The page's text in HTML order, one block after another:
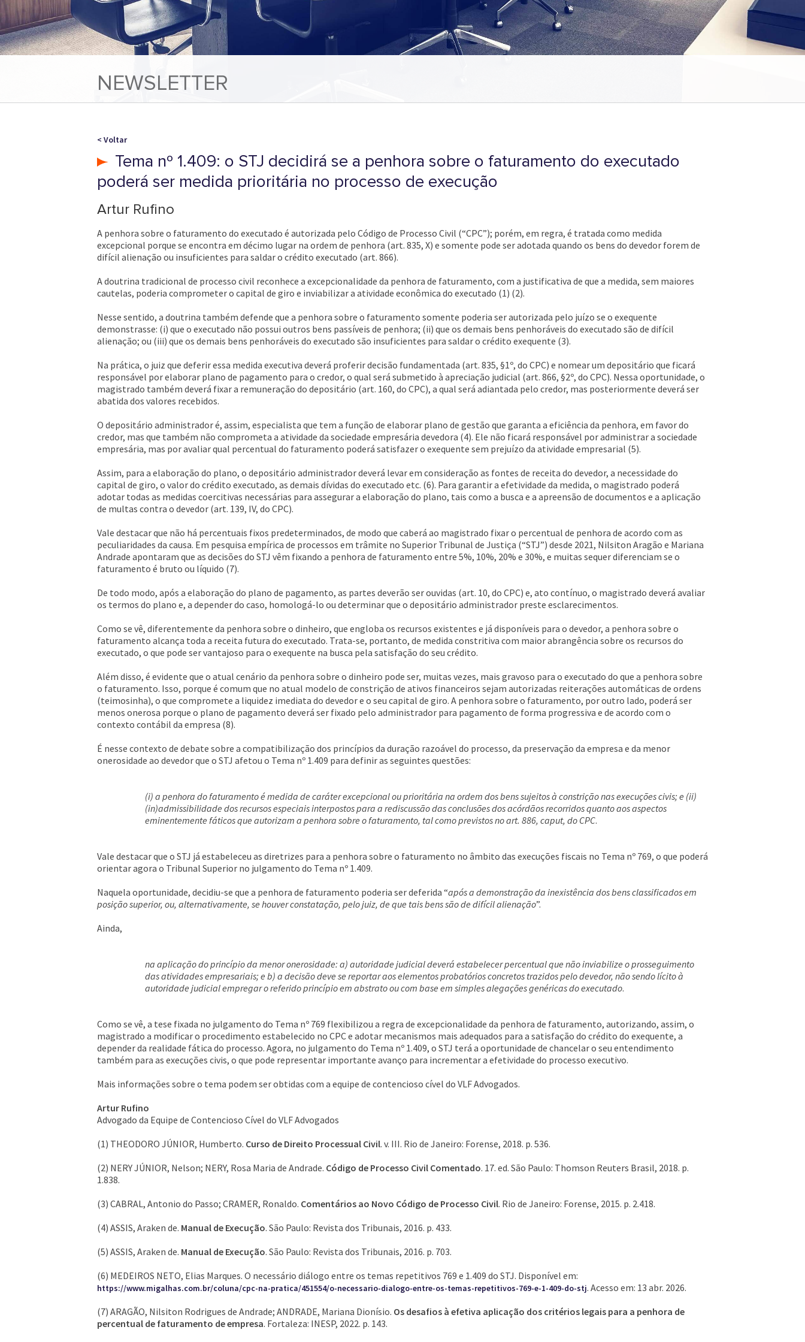
NEWSLETTER
< Voltar
Tema nº 1.409: o STJ decidirá se a penhora sobre o faturamento do executado
poderá ser medida prioritária no processo de execução
Artur Rufino
A penhora sobre o faturamento do executado é autorizada pelo Código de Processo Civil (“CPC”); porém, em regra, é tratada como medida
excepcional porque se encontra em décimo lugar na ordem de penhora (art. 835, X) e somente pode ser adotada quando os bens do devedor forem de
difícil alienação ou insuficientes para saldar o crédito executado (art. 866).
A doutrina tradicional de processo civil reconhece a excepcionalidade da penhora de faturamento, com a justificativa de que a medida, sem maiores
cautelas, poderia comprometer o capital de giro e inviabilizar a atividade econômica do executado (1) (2).
Nesse sentido, a doutrina também defende que a penhora sobre o faturamento somente poderia ser autorizada pelo juízo se o exequente
demonstrasse: (i) que o executado não possui outros bens passíveis de penhora; (ii) que os demais bens penhoráveis do executado são de difícil
alienação; ou (iii) que os demais bens penhoráveis do executado são insuficientes para saldar o crédito exequente (3).
Na prática, o juiz que deferir essa medida executiva deverá proferir decisão fundamentada (art. 835, §1º, do CPC) e nomear um depositário que ficará
responsável por elaborar plano de pagamento para o credor, o qual será submetido à apreciação judicial (art. 866, §2º, do CPC). Nessa oportunidade, o
magistrado também deverá fixar a remuneração do depositário (art. 160, do CPC), a qual será adiantada pelo credor, mas posteriormente deverá ser
abatida dos valores recebidos.
O depositário administrador é, assim, especialista que tem a função de elaborar plano de gestão que garanta a eficiência da penhora, em favor do
credor, mas que também não comprometa a atividade da sociedade empresária devedora (4). Ele não ficará responsável por administrar a sociedade
empresária, mas por avaliar qual percentual do faturamento poderá satisfazer o exequente sem prejuízo da atividade empresarial (5).
Assim, para a elaboração do plano, o depositário administrador deverá levar em consideração as fontes de receita do devedor, a necessidade do
capital de giro, o valor do crédito executado, as demais dívidas do executado etc. (6). Para garantir a efetividade da medida, o magistrado poderá
adotar todas as medidas coercitivas necessárias para assegurar a elaboração do plano, tais como a busca e a apreensão de documentos e a aplicação
de multas contra o devedor (art. 139, IV, do CPC).
Vale destacar que não há percentuais fixos predeterminados, de modo que caberá ao magistrado fixar o percentual de penhora de acordo com as
peculiaridades da causa. Em pesquisa empírica de processos em trâmite no Superior Tribunal de Justiça (“STJ”) desde 2021, Nilsiton Aragão e Mariana
Andrade apontaram que as decisões do STJ vêm fixando a penhora de faturamento entre 5%, 10%, 20% e 30%, e muitas sequer diferenciam se o
faturamento é bruto ou líquido (7).
De todo modo, após a elaboração do plano de pagamento, as partes deverão ser ouvidas (art. 10, do CPC) e, ato contínuo, o magistrado deverá avaliar
os termos do plano e, a depender do caso, homologá-lo ou determinar que o depositário administrador preste esclarecimentos.
Como se vê, diferentemente da penhora sobre o dinheiro, que engloba os recursos existentes e já disponíveis para o devedor, a penhora sobre o
faturamento alcança toda a receita futura do executado. Trata-se, portanto, de medida constritiva com maior abrangência sobre os recursos do
executado, o que pode ser vantajoso para o exequente na busca pela satisfação do seu crédito.
Além disso, é evidente que o atual cenário da penhora sobre o dinheiro pode ser, muitas vezes, mais gravoso para o executado do que a penhora sobre
o faturamento. Isso, porque é comum que no atual modelo de constrição de ativos financeiros sejam autorizadas reiterações automáticas de ordens
(teimosinha), o que compromete a liquidez imediata do devedor e o seu capital de giro. A penhora sobre o faturamento, por outro lado, poderá ser
menos onerosa porque o plano de pagamento deverá ser fixado pelo administrador para pagamento de forma progressiva e de acordo com o
contexto contábil da empresa (8).
É nesse contexto de debate sobre a compatibilização dos princípios da duração razoável do processo, da preservação da empresa e da menor
onerosidade ao devedor que o STJ afetou o Tema nº 1.409 para definir as seguintes questões:
(i) a penhora do faturamento é medida de caráter excepcional ou prioritária na ordem dos bens sujeitos à constrição nas execuções civis; e (ii)
(in)admissibilidade dos recursos especiais interpostos para a rediscussão das conclusões dos acórdãos recorridos quanto aos aspectos
eminentemente fáticos que autorizam a penhora sobre o faturamento, tal como previstos no art. 886, caput, do CPC.
Vale destacar que o STJ já estabeleceu as diretrizes para a penhora sobre o faturamento no âmbito das execuções fiscais no Tema nº 769, o que poderá
orientar agora o Tribunal Superior no julgamento do Tema nº 1.409.
Naquela oportunidade, decidiu-se que a penhora de faturamento poderia ser deferida “após a demonstração da inexistência dos bens classificados em
posição superior, ou, alternativamente, se houver constatação, pelo juiz, de que tais bens são de difícil alienação”.
Ainda,
na aplicação do princípio da menor onerosidade: a) autoridade judicial deverá estabelecer percentual que não inviabilize o prosseguimento
das atividades empresariais; e b) a decisão deve se reportar aos elementos probatórios concretos trazidos pelo devedor, não sendo lícito à
autoridade judicial empregar o referido princípio em abstrato ou com base em simples alegações genéricas do executado.
Como se vê, a tese fixada no julgamento do Tema nº 769 flexibilizou a regra de excepcionalidade da penhora de faturamento, autorizando, assim, o
magistrado a modificar o procedimento estabelecido no CPC e adotar mecanismos mais adequados para a satisfação do crédito do exequente, a
depender da realidade fática do processo. Agora, no julgamento do Tema nº 1.409, o STJ terá a oportunidade de chancelar o seu entendimento
também para as execuções civis, o que pode representar importante avanço para incrementar a efetividade do processo executivo.
Mais informações sobre o tema podem ser obtidas com a equipe de contencioso cível do VLF Advogados.
Artur Rufino
Advogado da Equipe de Contencioso Cível do VLF Advogados
(1) THEODORO JÚNIOR, Humberto. Curso de Direito Processual Civil. v. III. Rio de Janeiro: Forense, 2018. p. 536.
(2) NERY JÚNIOR, Nelson; NERY, Rosa Maria de Andrade. Código de Processo Civil Comentado. 17. ed. São Paulo: Thomson Reuters Brasil, 2018. p.
1.838.
(3) CABRAL, Antonio do Passo; CRAMER, Ronaldo. Comentários ao Novo Código de Processo Civil. Rio de Janeiro: Forense, 2015. p. 2.418.
(4) ASSIS, Araken de. Manual de Execução. São Paulo: Revista dos Tribunais, 2016. p. 433.
(5) ASSIS, Araken de. Manual de Execução. São Paulo: Revista dos Tribunais, 2016. p. 703.
(6) MEDEIROS NETO, Elias Marques. O necessário diálogo entre os temas repetitivos 769 e 1.409 do STJ. Disponível em:
https://www.migalhas.com.br/coluna/cpc-na-pratica/451554/o-necessario-dialogo-entre-os-temas-repetitivos-769-e-1-409-do-stj. Acesso em: 13 abr. 2026.
(7) ARAGÃO, Nilsiton Rodrigues de Andrade; ANDRADE, Mariana Dionísio. Os desafios à efetiva aplicação dos critérios legais para a penhora de
percentual de faturamento de empresa. Fortaleza: INESP, 2022. p. 143.